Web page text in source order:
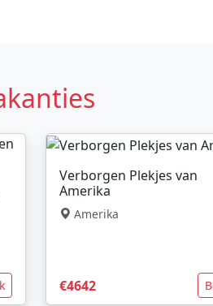
Verborgen Plekjes van
Amerika
Amerika
€4642